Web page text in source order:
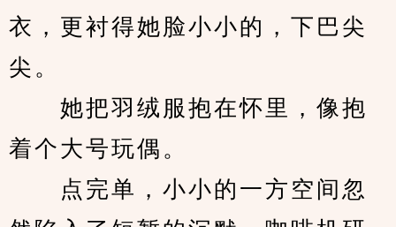
衣，更衬得她脸小小的，下巴尖
尖。
她把羽绒服抱在怀里，像抱
着个大号玩偶。
点完单，小小的一方空间忽